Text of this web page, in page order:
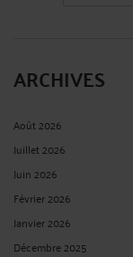
ARCHIVES
Août 2026
Juillet 2026
Juin 2026
Février 2026
Janvier 2026
Décembre 2025